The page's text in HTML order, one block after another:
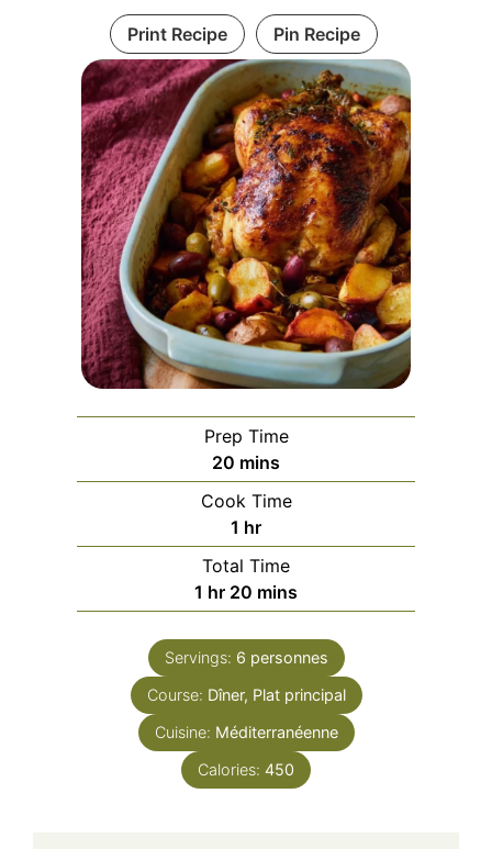
Print Recipe Pin Recipe
Prep Time
20 minutes
mins
Cook Time
1 hour
hr
Total Time
1 hour
hr 20 minutes
mins
Servings: 6 personnes
Course: Dîner, Plat principal
Cuisine: Méditerranéenne
Calories: 450